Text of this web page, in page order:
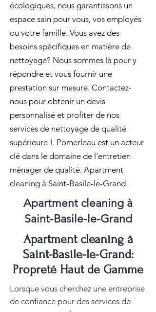
écologiques, nous garantissons un
espace sain pour vous, vos employés
ou votre famille. Vous avez des
besoins spécifiques en matière de
nettoyage? Nous sommes là pour y
répondre et vous fournir une
prestation sur mesure. Contactez-
nous pour obtenir un devis
personnalisé et profiter de nos
services de nettoyage de qualité
supérieure !. Pomerleau est un acteur
clé dans le domaine de l'entretien
ménager de qualité. Apartment
cleaning à Saint-Basile-le-Grand
Apartment cleaning à
Saint-Basile-le-Grand
Apartment cleaning à
Saint-Basile-le-Grand:
Propreté Haut de Gamme
Lorsque vous cherchez une entreprise
de confiance pour des services de